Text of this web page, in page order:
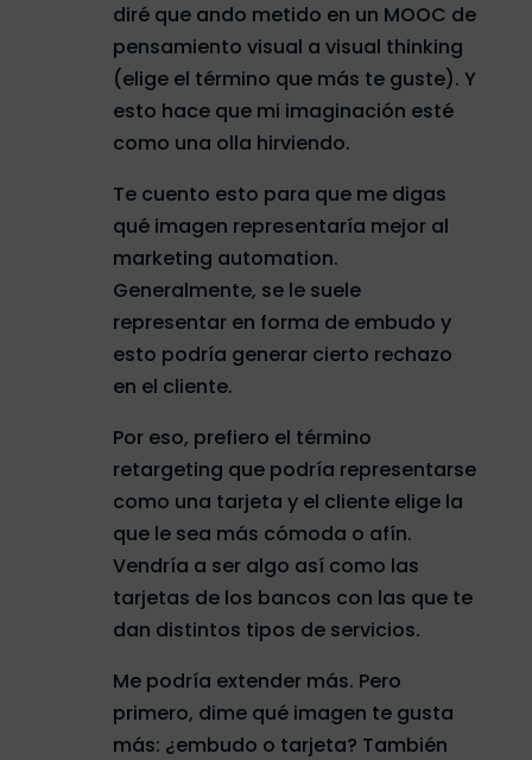
diré que ando metido en un MOOC de
pensamiento visual a visual thinking
(elige el término que más te guste). Y
esto hace que mi imaginación esté
como una olla hirviendo.
Te cuento esto para que me digas
qué imagen representaría mejor al
marketing automation.
Generalmente, se le suele
representar en forma de embudo y
esto podría generar cierto rechazo
en el cliente.
Por eso, prefiero el término
retargeting que podría representarse
como una tarjeta y el cliente elige la
que le sea más cómoda o afín.
Vendría a ser algo así como las
tarjetas de los bancos con las que te
dan distintos tipos de servicios.
Me podría extender más. Pero
primero, dime qué imagen te gusta
más: ¿embudo o tarjeta? También